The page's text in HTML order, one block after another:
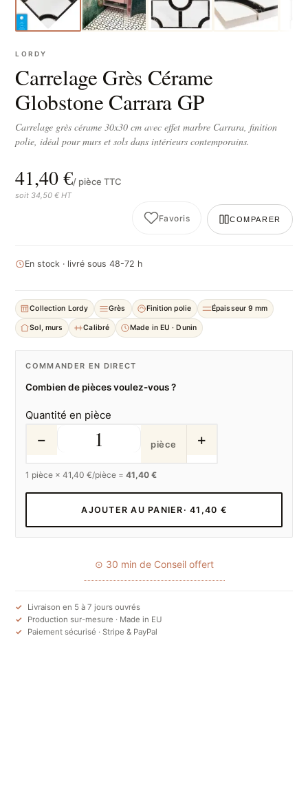
LORDY
Carrelage Grès Cérame
Globstone Carrara GP
Carrelage grès cérame 30x30 cm avec effet marbre Carrara, finition
polie, idéal pour murs et sols dans intérieurs contemporains.
41,40 €/ pièce TTC
soit 34,50 € HT
Favoris COMPARER
En stock · livré sous 48-72 h
Collection Lordy Grès Finition polie Épaisseur 9 mm
Sol, murs Calibré Made in EU · Dunin
COMMANDER EN DIRECT
Combien de pièces voulez-vous ?
Quantité en pièce
− pièce +
1 pièce ×41,40 €/pièce =41,40 €
AJOUTER AU PANIER · 41,40 €
⊙ 30 min de Conseil offert
Livraison en 5 à 7 jours ouvrés
Production sur-mesure · Made in EU
Paiement sécurisé · Stripe & PayPal